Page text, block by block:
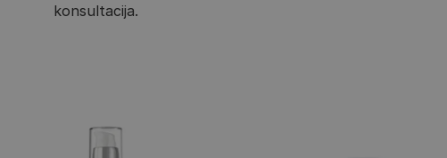
konsultacija.